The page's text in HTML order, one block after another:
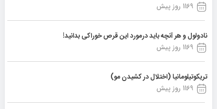
1169 روز پیش
نادولول و هر آنچه باید درمورد این قرص خوراکی بدانید!
1169 روز پیش
تریکوتیلومانیا (اختلال در کشیدن مو)
1169 روز پیش